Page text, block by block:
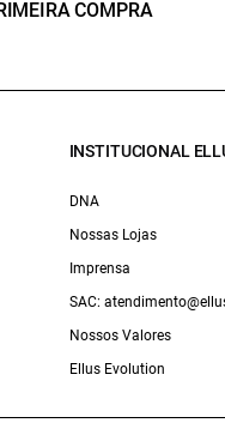
COMPRA
INSTITUCIONAL
DNA
Nossas Lojas
Imprensa
SAC:
Nossos Valores
Ellus Evolution